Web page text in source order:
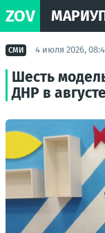
ZOV
СМИ 4 июля 2026,
Шесть
ДНР в